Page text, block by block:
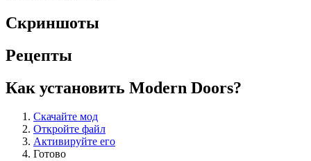
Скриншоты
Рецепты
Как установить Modern Doors?
Скачайте мод
Откройте файл
Активируйте его
Готово